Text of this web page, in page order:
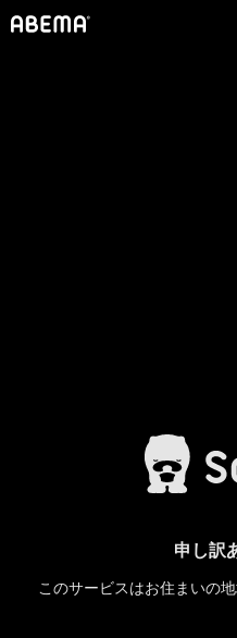
申し訳
このサービスはお住まいの